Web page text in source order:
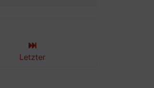
Letzter